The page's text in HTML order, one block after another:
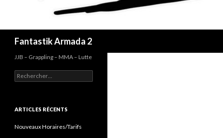
Fantastik Armada 2
JJB – Grappling – MMA – Lutte
Rechercher :
ARTICLES RÉCENTS
Nouveaux Horaires/Tarifs